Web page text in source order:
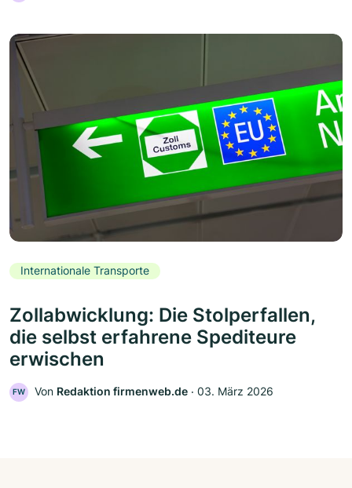
Internationale Transporte
Zollabwicklung: Die Stolperfallen,
die selbst erfahrene Spediteure
erwischen
FW Von Redaktion firmenweb.de ‧ 03. März 2026